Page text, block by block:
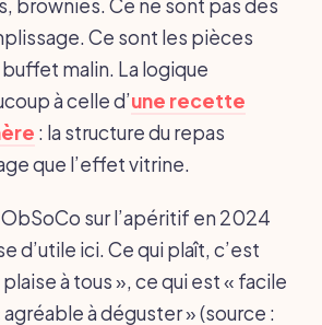
brownies. Ce ne sont pas des
Ce sont les pièces
buffet malin. La logique
à celle d’une recette
: la structure du repas
que l’effet vitrine.
sur l’apéritif en 2024
d’utile ici. Ce qui plaît, c’est
à tous », ce qui est « facile
à déguster » (source :